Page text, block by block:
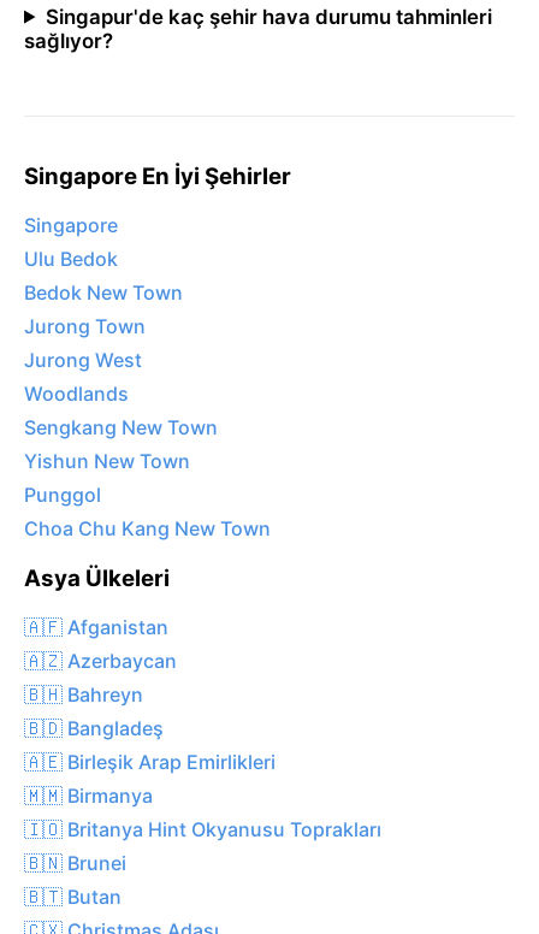
Singapur'de kaç şehir hava durumu tahminleri
sağlıyor?
Singapore En İyi Şehirler
Singapore
Ulu Bedok
Bedok New Town
Jurong Town
Jurong West
Woodlands
Sengkang New Town
Yishun New Town
Punggol
Choa Chu Kang New Town
Asya Ülkeleri
🇦🇫 Afganistan
🇦🇿 Azerbaycan
🇧🇭 Bahreyn
🇧🇩 Bangladeş
🇦🇪 Birleşik Arap Emirlikleri
🇲🇲 Birmanya
🇮🇴 Britanya Hint Okyanusu Toprakları
🇧🇳 Brunei
🇧🇹 Butan